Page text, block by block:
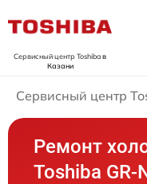
Сервисный центр Toshibaв
Казани
Сервисный центр
Ремонт
Toshiba GR-